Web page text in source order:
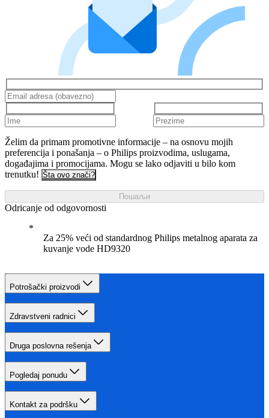
Želim da primam promotivne informacije – na osnovu mojih
preferencija i ponašanja – o Philips proizvodima, uslugama,
događajima i promocijama. Mogu se lako odjaviti u bilo kom
trenutku! Šta ovo znači?
Пошаљи
Odricanje od odgovornosti
Za 25% veći od standardnog Philips metalnog aparata za
kuvanje vode HD9320
Potrošački proizvodi
Zdravstveni radnici
Druga poslovna rešenja
Pogledaj ponudu
Kontakt za podršku